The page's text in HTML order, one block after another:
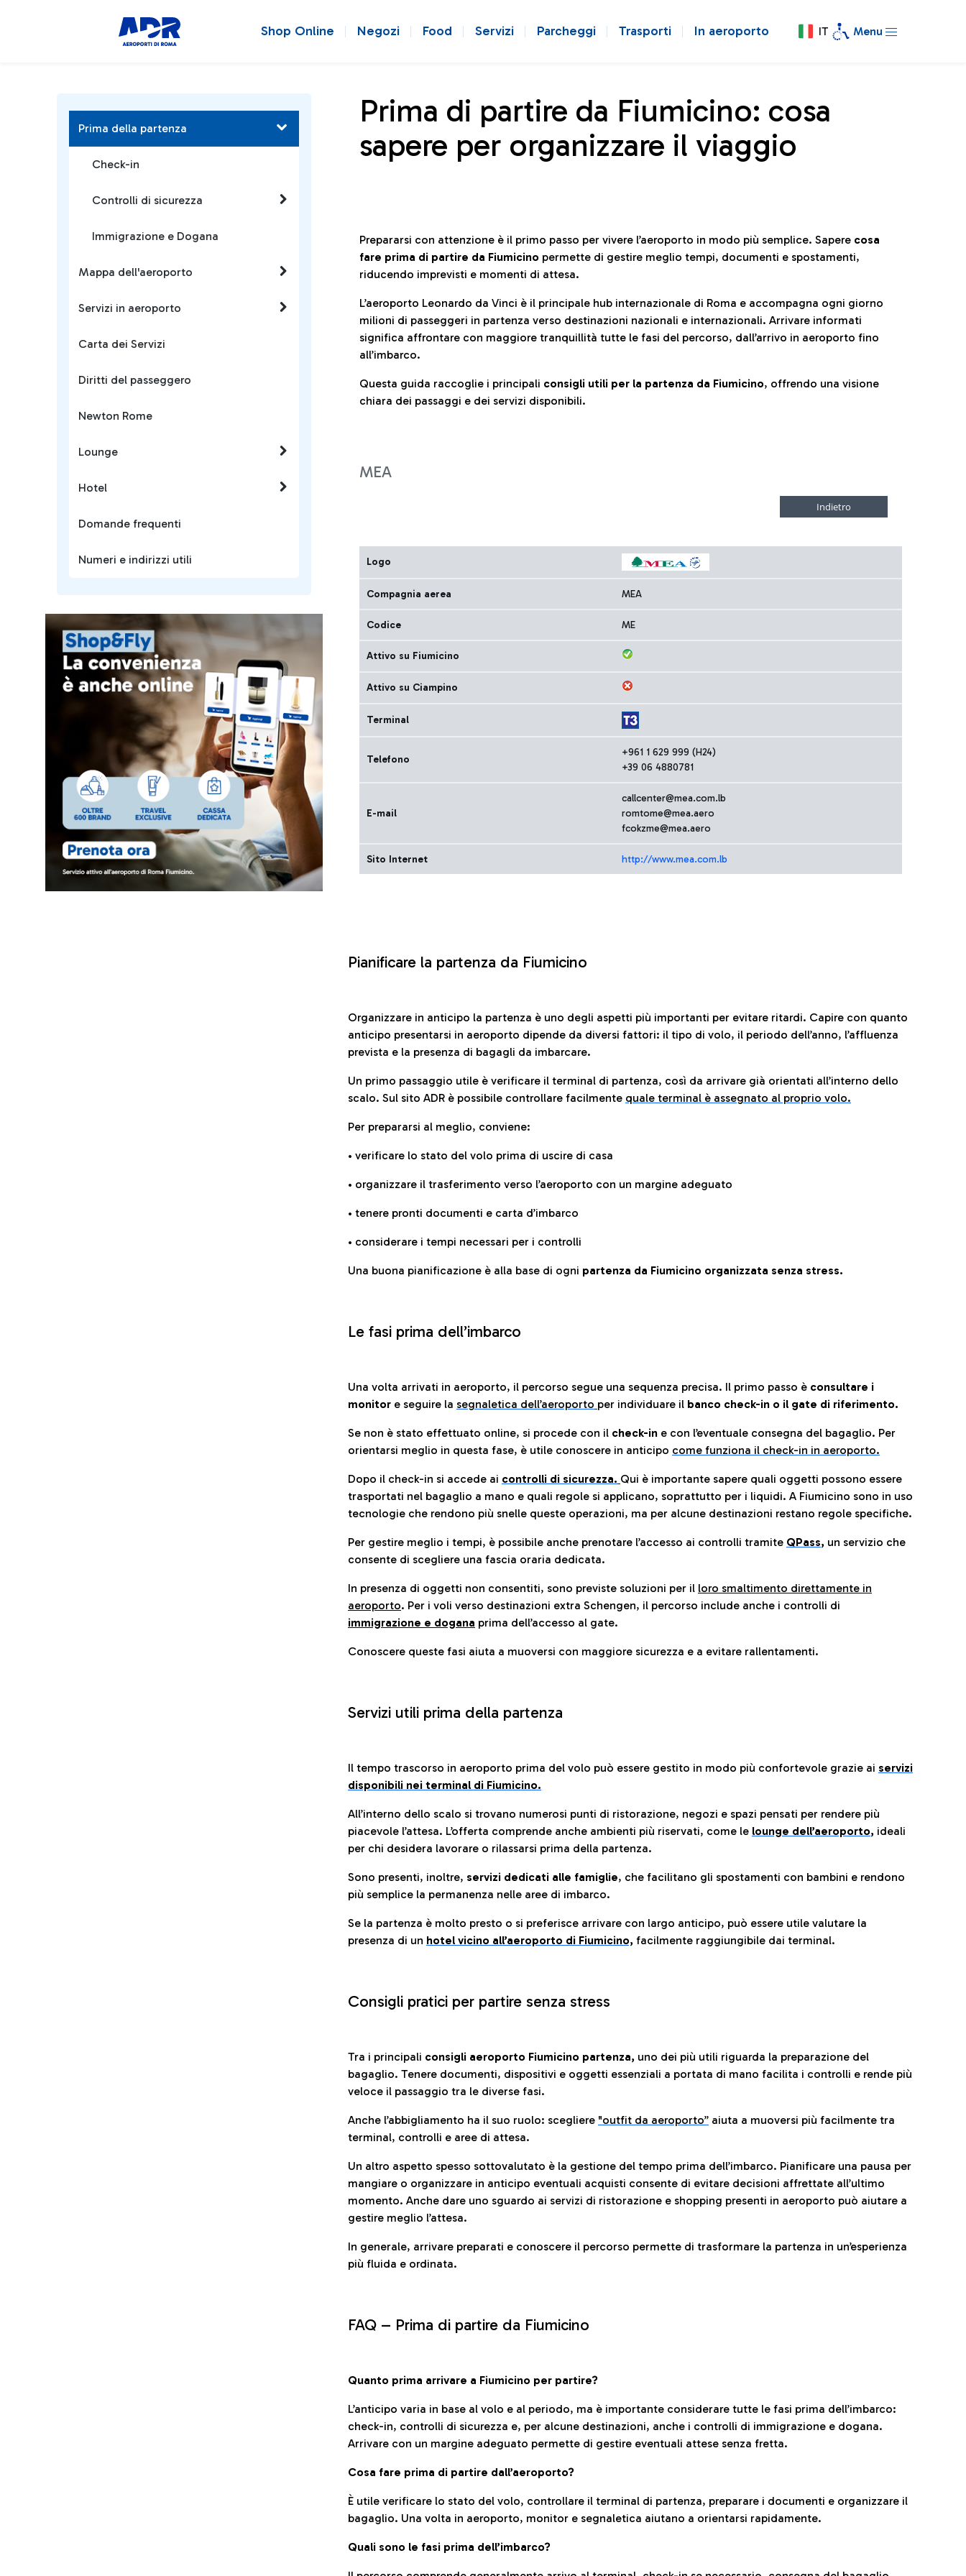
Shop Online Negozi Food Servizi Parcheggi Trasporti In aeroporto IT Menu
Prima di partire da Fiumicino: cosa
sapere per organizzare il viaggio
Prepararsi con attenzione è il primo passo per vivere l’aeroporto in modo più semplice. Sapere cosa
fare prima di partire da Fiumicino permette di gestire meglio tempi, documenti e spostamenti,
riducendo imprevisti e momenti di attesa.
L’aeroporto Leonardo da Vinci è il principale hub internazionale di Roma e accompagna ogni giorno
milioni di passeggeri in partenza verso destinazioni nazionali e internazionali. Arrivare informati
significa affrontare con maggiore tranquillità tutte le fasi del percorso, dall’arrivo in aeroporto fino
all’imbarco.
Questa guida raccoglie i principali consigli utili per la partenza da Fiumicino, offrendo una visione
chiara dei passaggi e dei servizi disponibili.
MEA
Logo
Compagnia aerea MEA
Codice ME
Attivo su Fiumicino
Attivo su Ciampino
Terminal
Telefono
+961 1 629 999 (H24)
+39 06 4880781
E-mail
callcenter@mea.com.lb
romtome@mea.aero
fcokzme@mea.aero
Sito Internet http://www.mea.com.lb
Pianificare la partenza da Fiumicino
Organizzare in anticipo la partenza è uno degli aspetti più importanti per evitare ritardi. Capire con quanto
anticipo presentarsi in aeroporto dipende da diversi fattori: il tipo di volo, il periodo dell’anno, l’affluenza
prevista e la presenza di bagagli da imbarcare.
Un primo passaggio utile è verificare il terminal di partenza, così da arrivare già orientati all’interno dello
scalo. Sul sito ADR è possibile controllare facilmente quale terminal è assegnato al proprio volo.
Per prepararsi al meglio, conviene:
• verificare lo stato del volo prima di uscire di casa
• organizzare il trasferimento verso l’aeroporto con un margine adeguato
• tenere pronti documenti e carta d’imbarco
• considerare i tempi necessari per i controlli
Una buona pianificazione è alla base di ogni partenza da Fiumicino organizzata senza stress.
Le fasi prima dell’imbarco
Una volta arrivati in aeroporto, il percorso segue una sequenza precisa. Il primo passo è consultare i
monitor e seguire la segnaletica dell’aeroporto per individuare il banco check-in o il gate di riferimento.
Se non è stato effettuato online, si procede con il check-in e con l’eventuale consegna del bagaglio. Per
orientarsi meglio in questa fase, è utile conoscere in anticipo come funziona il check-in in aeroporto.
Dopo il check-in si accede ai controlli di sicurezza. Qui è importante sapere quali oggetti possono essere
trasportati nel bagaglio a mano e quali regole si applicano, soprattutto per i liquidi. A Fiumicino sono in uso
tecnologie che rendono più snelle queste operazioni, ma per alcune destinazioni restano regole specifiche.
Per gestire meglio i tempi, è possibile anche prenotare l’accesso ai controlli tramite QPass, un servizio che
consente di scegliere una fascia oraria dedicata.
In presenza di oggetti non consentiti, sono previste soluzioni per il loro smaltimento direttamente in
aeroporto. Per i voli verso destinazioni extra Schengen, il percorso include anche i controlli di
immigrazione e dogana prima dell’accesso al gate.
Conoscere queste fasi aiuta a muoversi con maggiore sicurezza e a evitare rallentamenti.
Servizi utili prima della partenza
Il tempo trascorso in aeroporto prima del volo può essere gestito in modo più confortevole grazie ai servizi
disponibili nei terminal di Fiumicino.
All’interno dello scalo si trovano numerosi punti di ristorazione, negozi e spazi pensati per rendere più
piacevole l’attesa. L’offerta comprende anche ambienti più riservati, come le lounge dell’aeroporto, ideali
per chi desidera lavorare o rilassarsi prima della partenza.
Sono presenti, inoltre, servizi dedicati alle famiglie, che facilitano gli spostamenti con bambini e rendono
più semplice la permanenza nelle aree di imbarco.
Se la partenza è molto presto o si preferisce arrivare con largo anticipo, può essere utile valutare la
presenza di un hotel vicino all’aeroporto di Fiumicino, facilmente raggiungibile dai terminal.
Consigli pratici per partire senza stress
Tra i principali consigli aeroporto Fiumicino partenza, uno dei più utili riguarda la preparazione del
bagaglio. Tenere documenti, dispositivi e oggetti essenziali a portata di mano facilita i controlli e rende più
veloce il passaggio tra le diverse fasi.
Anche l’abbigliamento ha il suo ruolo: scegliere "outfit da aeroporto” aiuta a muoversi più facilmente tra
terminal, controlli e aree di attesa.
Un altro aspetto spesso sottovalutato è la gestione del tempo prima dell’imbarco. Pianificare una pausa per
mangiare o organizzare in anticipo eventuali acquisti consente di evitare decisioni affrettate all’ultimo
momento. Anche dare uno sguardo ai servizi di ristorazione e shopping presenti in aeroporto può aiutare a
gestire meglio l’attesa.
In generale, arrivare preparati e conoscere il percorso permette di trasformare la partenza in un’esperienza
più fluida e ordinata.
FAQ – Prima di partire da Fiumicino
Quanto prima arrivare a Fiumicino per partire?
L’anticipo varia in base al volo e al periodo, ma è importante considerare tutte le fasi prima dell’imbarco:
check-in, controlli di sicurezza e, per alcune destinazioni, anche i controlli di immigrazione e dogana.
Arrivare con un margine adeguato permette di gestire eventuali attese senza fretta.
Cosa fare prima di partire dall’aeroporto?
È utile verificare lo stato del volo, controllare il terminal di partenza, preparare i documenti e organizzare il
bagaglio. Una volta in aeroporto, monitor e segnaletica aiutano a orientarsi rapidamente.
Quali sono le fasi prima dell’imbarco?
Prima della partenza
Check-in
Controlli di sicurezza
Immigrazione e Dogana
Mappa dell'aeroporto
Servizi in aeroporto
Carta dei Servizi
Diritti del passeggero
Newton Rome
Lounge
Hotel
Domande frequenti
Numeri e indirizzi utili